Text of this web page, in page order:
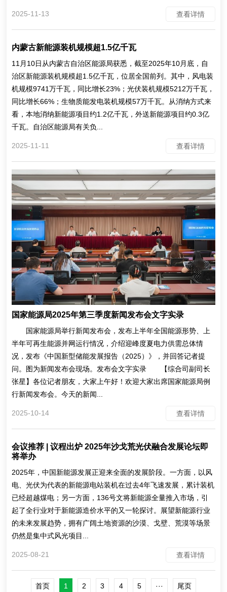
2025-11-13 查看详情
内蒙古新能源装机规模超1.5亿千瓦
11月10日从内蒙古自治区能源局获悉，截至2025年10月底，自
治区新能源装机规模超1.5亿千瓦，位居全国前列。其中，风电装
机规模9741万千瓦，同比增长23%；光伏装机规模5212万千瓦，
同比增长66%；生物质能发电装机规模57万千瓦。从消纳方式来
看，本地消纳新能源项目约1.2亿千瓦，外送新能源项目约0.3亿
千瓦。自治区能源局有关负...
2025-11-11 查看详情
国家能源局2025年第三季度新闻发布会文字实录
国家能源局举行新闻发布会，发布上半年全国能源形势、上
半年可再生能源并网运行情况，介绍迎峰度夏电力供需总体情
况，发布《中国新型储能发展报告（2025）》，并回答记者提
问。图为新闻发布会现场。发布会文字实录 【综合司副司长
张星】各位记者朋友，大家上午好！欢迎大家出席国家能源局例
行新闻发布会。今天的新闻...
2025-10-14 查看详情
会议推荐 | 议程出炉 2025年沙戈荒光伏融合发展论坛即
将举办
2025年，中国新能源发展正迎来全面的发展阶段。一方面，以风
电、光伏为代表的新能源电站装机在过去4年飞速发展，累计装机
已经超越煤电；另一方面，136号文将新能源全量推入市场，引
起了全行业对于新能源造价水平的又一轮探讨。展望新能源行业
的未来发展趋势，拥有广阔土地资源的沙漠、戈壁、荒漠等场景
仍然是集中式风光项目...
2025-08-21 查看详情
首页 1 2 3 4 5 ··· 尾页